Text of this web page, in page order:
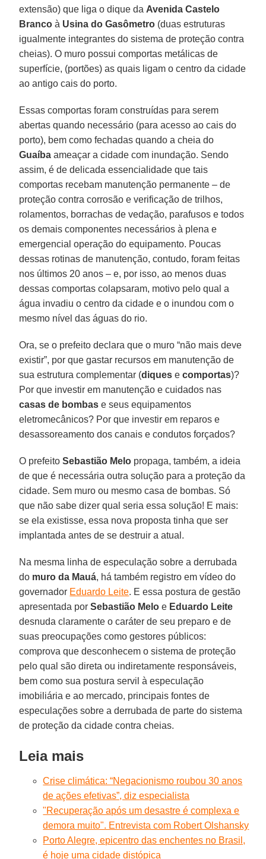
extensão) que liga o dique da Avenida Castelo
Branco à Usina do Gasômetro (duas estruturas
igualmente integrantes do sistema de proteção contra
cheias). O muro possui comportas metálicas de
superfície, (portões) as quais ligam o centro da cidade
ao antigo cais do porto.
Essas comportas foram construídas para serem
abertas quando necessário (para acesso ao cais do
porto), bem como fechadas quando a cheia do
Guaíba ameaçar a cidade com inundação. Sendo
assim, é de delicada essencialidade que tais
comportas recebam manutenção permanente – de
proteção contra corrosão e verificação de trilhos,
rolamentos, borrachas de vedação, parafusos e todos
os demais componentes necessários à plena e
emergencial operação do equipamento. Poucas
dessas rotinas de manutenção, contudo, foram feitas
nos últimos 20 anos – e, por isso, ao menos duas
dessas comportas colapsaram, motivo pelo qual a
água invadiu o centro da cidade e o inundou com o
mesmo nível das águas do rio.
Ora, se o prefeito declara que o muro “não mais deve
existir”, por que gastar recursos em manutenção de
sua estrutura complementar (diques ecomportas)?
Por que investir em manutenção e cuidados nas
casas de bombas e seus equipamentos
eletromecânicos? Por que investir em reparos e
desassoreamento dos canais e condutos forçados?
O prefeitoSebastião Melo propaga, também, a ideia
de que é necessária outra solução para a proteção da
cidade. Sem muro ou mesmo casa de bombas. Só
que não sabe dizer qual seria essa solução! E mais:
se ela existisse, essa nova proposta tinha que ser
implantada antes de se destruir a atual.
Na mesma linha de especulação sobre a derrubada
do muro da Mauá, há também registro em vídeo do
governador Eduardo Leite. E essa postura de gestão
apresentada porSebastião Melo e Eduardo Leite
desnuda claramente o caráter de seu preparo e de
suas preocupações como gestores públicos:
comprova que desconhecem o sistema de proteção
pelo qual são direta ou indiretamente responsáveis,
bem como sua postura servil à especulação
imobiliária e ao mercado, principais fontes de
especulações sobre a derrubada de parte do sistema
de proteção da cidade contra cheias.
Leia mais
Crise climática: “Negacionismo roubou 30 anos
de ações efetivas”, diz especialista
"Recuperação após um desastre é complexa e
demora muito". Entrevista com Robert Olshansky
Porto Alegre, epicentro das enchentes no Brasil,
é hoje uma cidade distópica